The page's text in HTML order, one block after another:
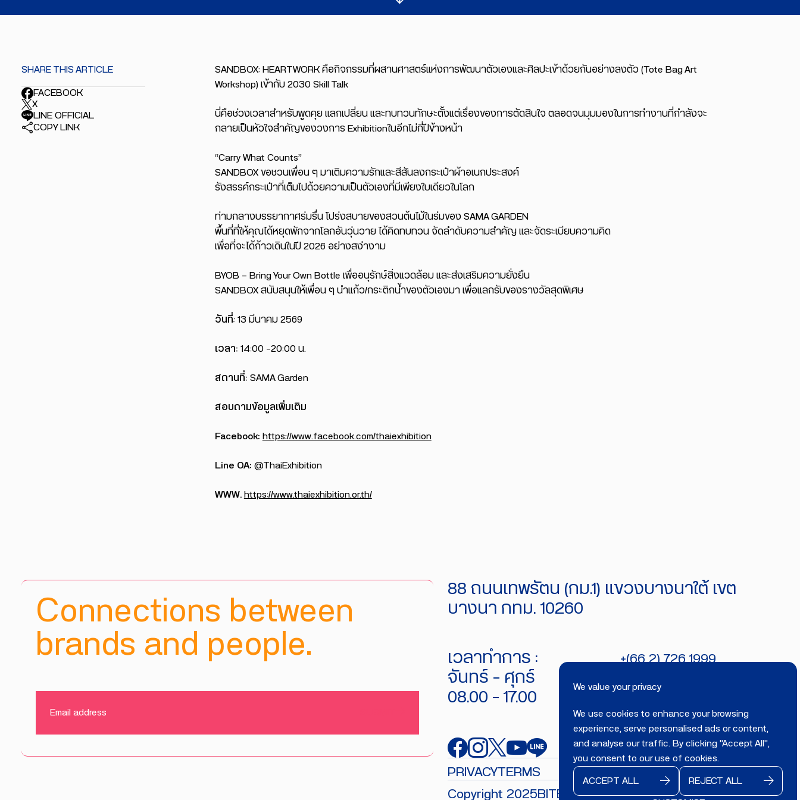
We value your privacy
We use cookies to enhance your browsing
experience, serve personalised ads or content,
and analyse our traffic. By clicking "Accept All",
you consent to our use of cookies.
REJECT ALL
ACCEPT ALL
SANDBOX: HEARTWORK คือกิจกรรมที่ผสานศาสตร์แห่งการพัฒนาตัวเองและศิลปะเข้าด้วยกันอย่างลงตัว (Tote Bag Art
Workshop) เข้ากับ 2030 Skill Talk
นี่คือช่วงเวลาสำหรับพูดคุย แลกเปลี่ยน และทบทวนทักษะตั้งแต่เรื่องของการตัดสินใจ ตลอดจนมุมมองในการทำงานที่กำลังจะ
กลายเป็นหัวใจสำคัญของวงการ Exhibitionในอีกไม่กี่ปีข้างหน้า
“Carry What Counts”
SANDBOX ขอชวนเพื่อน ๆ มาเติมความรักและสีสันลงกระเป๋าผ้าอเนกประสงค์
รังสรรค์กระเป๋าที่เต็มไปด้วยความเป็นตัวเองที่มีเพียงใบเดียวในโลก
ท่ามกลางบรรยากาศร่มรื่น โปร่งสบายของสวนต้นไม้ในร่มของ SAMA GARDEN
พื้นที่ที่ให้คุณได้หยุดพักจากโลกอันวุ่นวาย ได้คิดทบทวน จัดลำดับความสำคัญ และจัดระเบียบความคิด
เพื่อที่จะได้ก้าวเดินในปี 2026 อย่างสง่างาม
BYOB — Bring Your Own Bottle เพื่ออนุรักษ์สิ่งแวดล้อม และส่งเสริมความยั่งยืน
SANDBOX สนับสนุนให้เพื่อน ๆ นำแก้ว/กระติกน้ำของตัวเองมา เพื่อแลกรับของรางวัลสุดพิเศษ
วันที่: 13 มีนาคม 2569
เวลา: 14:00 –20:00 น.
สถานที่: SAMA Garden
สอบถามข้อมูลเพิ่มเติม
Facebook: https://www.facebook.com/thaiexhibition
Line OA: @ThaiExhibition
WWW. https://www.thaiexhibition.or.th/
SHARE THIS ARTICLE
FACEBOOK
X
LINE OFFICIAL
COPY LINK
Connections between
brands and people.
88 ถนนเทพรัตน (กม.1) แขวงบางนาใต้ เขต
บางนา กทม. 10260
เวลาทำการ :
จันทร์ - ศุกร์
08.00 - 17.00
+(66 2) 726 1999
bitecburi@bhirajburi.co.th
PRIVACYTERMS
Copyright 2025BITECBURI.COMAll rights reserved.